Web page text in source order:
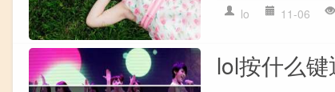
lo 11-06
lol按什么